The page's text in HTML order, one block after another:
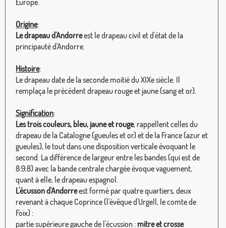
Origine:
Le drapeau d'Andorreest le drapeau civil et d'état de la
principauté d'Andorre.
Histoire:
Le drapeau date de la seconde moitié du XIXe siècle. Il
remplaça le précédent drapeau rouge et jaune (sang et or).
Signification:
Les trois couleurs, bleu, jaune et rouge, rappellent celles du
drapeau de la Catalogne (gueules et or) et de la France (azur et
gueules), le tout dans une disposition verticale évoquant le
second. La différence de largeur entre les bandes (qui est de
8:9:8) avec la bande centrale chargée évoque vaguement,
quant à elle, le drapeau espagnol.
L'écusson d'Andorreest formé par quatre quartiers, deux
revenant à chaque Coprince (l'évêque d'Urgell, le comte de
Foix) :
partie supérieure gauche de l'écussion : mitre et crosse